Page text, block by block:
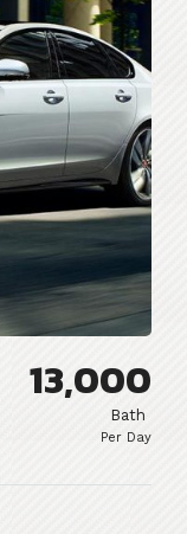
13,000
Bath
Per Day